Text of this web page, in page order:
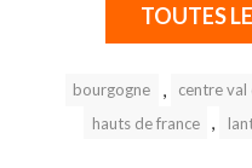
TOUTES
bourgogne centre val
hauts de france ,